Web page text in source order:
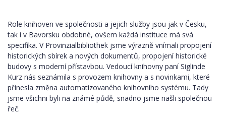
Role knihoven ve společnosti a jejich služby jsou jak v Česku,
tak i v Bavorsku obdobné, ovšem každá instituce má svá
specifika. V Provinzialbibliothek jsme výrazně vnímali propojení
historických sbírek a nových dokumentů, propojení historické
budovy s moderní přístavbou. Vedoucí knihovny paní Siglinde
Kurz nás seznámila s provozem knihovny a s novinkami, které
přinesla změna automatizovaného knihovního systému. Tady
jsme všichni byli na známé půdě, snadno jsme našli společnou
řeč.